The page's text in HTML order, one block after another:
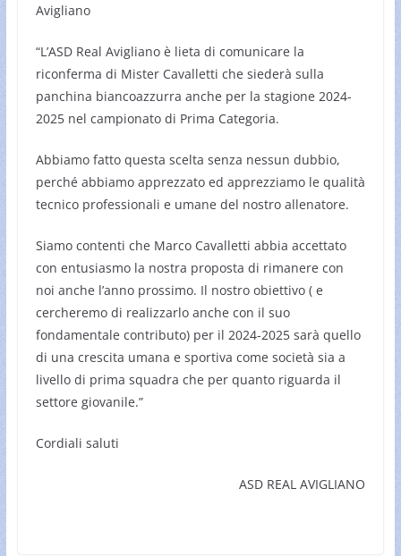
Avigliano
“L’ASD Real Avigliano è lieta di comunicare la
riconferma di Mister Cavalletti che siederà sulla
panchina biancoazzurra anche per la stagione 2024-
2025 nel campionato di Prima Categoria.
Abbiamo fatto questa scelta senza nessun dubbio,
perché abbiamo apprezzato ed apprezziamo le qualità
tecnico professionali e umane del nostro allenatore.
Siamo contenti che Marco Cavalletti abbia accettato
con entusiasmo la nostra proposta di rimanere con
noi anche l’anno prossimo. Il nostro obiettivo ( e
cercheremo di realizzarlo anche con il suo
fondamentale contributo) per il 2024-2025 sarà quello
di una crescita umana e sportiva come società sia a
livello di prima squadra che per quanto riguarda il
settore giovanile.”
Cordiali saluti
ASD REAL AVIGLIANO